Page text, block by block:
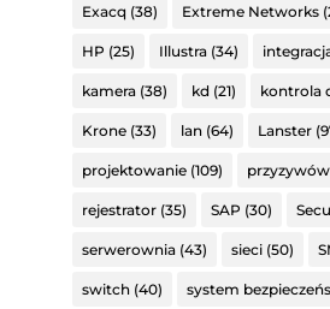
Exacq (38) Extreme Networks
HP (25) Illustra(34)
kamera(38) kd (21) kontrola
Krone(33) lan(64) Lanster
projektowanie(109)
rejestrator(35) SAP (30)
serwerownia(43) sieci(50)
switch(40) system